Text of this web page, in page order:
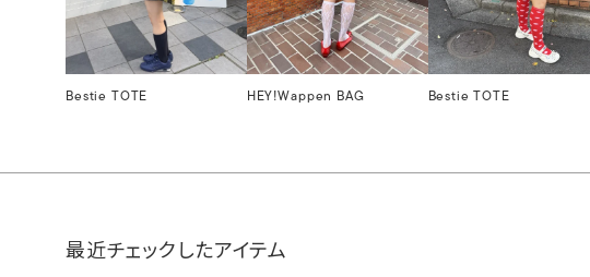
Bestie TOTE HEY!Wappen BAG Bestie TOTE
最近チェックしたアイテム